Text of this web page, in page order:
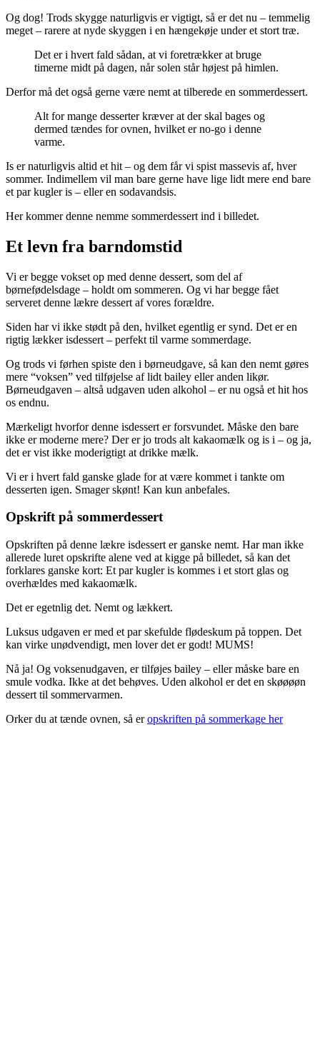
Og dog! Trods skygge naturligvis er vigtigt, så er det nu – temmelig
meget – rarere at nyde skyggen i en hængekøje under et stort træ.
Det er i hvert fald sådan, at vi foretrækker at bruge
timerne midt på dagen, når solen står højest på himlen.
Derfor må det også gerne være nemt at tilberede en sommerdessert.
Alt for mange desserter kræver at der skal bages og
dermed tændes for ovnen, hvilket er no-go i denne
varme.
Is er naturligvis altid et hit – og dem får vi spist massevis af, hver
sommer. Indimellem vil man bare gerne have lige lidt mere end bare
et par kugler is – eller en sodavandsis.
Her kommer denne nemme sommerdessert ind i billedet.
Et levn fra barndomstid
Vi er begge vokset op med denne dessert, som del af
børnefødelsdage – holdt om sommeren. Og vi har begge fået
serveret denne lækre dessert af vores forældre.
Siden har vi ikke stødt på den, hvilket egentlig er synd. Det er en
rigtig lækker isdessert – perfekt til varme sommerdage.
Og trods vi førhen spiste den i børneudgave, så kan den nemt gøres
mere “voksen” ved tilføjelse af lidt bailey eller anden likør.
Børneudgaven – altså udgaven uden alkohol – er nu også et hit hos
os endnu.
Mærkeligt hvorfor denne isdessert er forsvundet. Måske den bare
ikke er moderne mere? Der er jo trods alt kakaomælk og is i – og ja,
det er vist ikke moderigtigt at drikke mælk.
Vi er i hvert fald ganske glade for at være kommet i tankte om
desserten igen. Smager skønt! Kan kun anbefales.
Opskrift på sommerdessert
Opskriften på denne lækre isdessert er ganske nemt. Har man ikke
allerede luret opskrifte alene ved at kigge på billedet, så kan det
forklares ganske kort: Et par kugler is kommes i et stort glas og
overhældes med kakaomælk.
Det er egetnlig det. Nemt og lækkert.
Luksus udgaven er med et par skefulde flødeskum på toppen. Det
kan virke unødvendigt, men lover det er godt! MUMS!
Nå ja! Og voksenudgaven, er tilføjes bailey – eller måske bare en
smule vodka. Ikke at det behøves. Uden alkohol er det en skøøøøn
dessert til sommervarmen.
Orker du at tænde ovnen, så eropskriften på sommerkage her